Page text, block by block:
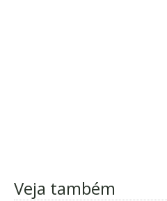
Veja também